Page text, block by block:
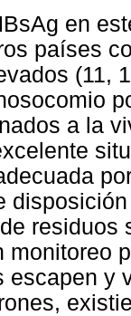
en
países
(11,
a la
residuos
monitoreo
escapen y